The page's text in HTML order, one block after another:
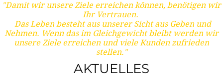
"Damit wir unsere Ziele erreichen können, benötigen wir
Ihr Vertrauen.
Das Leben besteht aus unserer Sicht aus Geben und
Nehmen. Wenn das im Gleichgewicht bleibt werden wir
unsere Ziele erreichen und viele Kunden zufrieden
stellen."
AKTUELLES